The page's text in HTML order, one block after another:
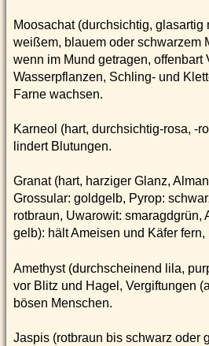
Moosachat (durchsichtig,
weißem, blauem oder schwarzem
wenn im Mund getragen, offenbart
Wasserpflanzen, Schling- und
Farne wachsen.
Karneol (hart, durchsichtig-rosa, -
lindert Blutungen.
Granat (hart, harziger Glanz,
Grossular: goldgelb, Pyrop:
rotbraun, Uwarowit: smaragdgrün,
gelb): hält Ameisen und Käfer
Amethyst (durchscheinend lila,
vor Blitz und Hagel, Vergiftungen
bösen Menschen.
Jaspis (rotbraun bis schwarz oder